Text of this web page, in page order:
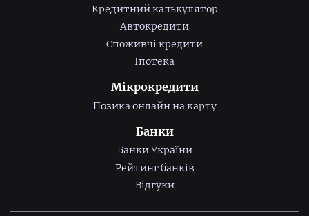
Кредитний калькулятор
Автокредити
Споживчі кредити
Іпотека
Мікрокредити
Позика онлайн на карту
Банки
Банки України
Рейтинг банків
Відгуки